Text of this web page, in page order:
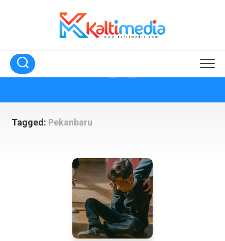
Tagged: Pekanbaru